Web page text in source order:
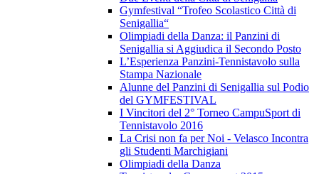
Gymfestival “Trofeo Scolastico Città di
Senigallia“
Olimpiadi della Danza: il Panzini di
Senigallia si Aggiudica il Secondo Posto
L’Esperienza Panzini-Tennistavolo sulla
Stampa Nazionale
Alunne del Panzini di Senigallia sul Podio
del GYMFESTIVAL
I Vincitori del 2° Torneo CampuSport di
Tennistavolo 2016
La Crisi non fa per Noi - Velasco Incontra
gli Studenti Marchigiani
Olimpiadi della Danza